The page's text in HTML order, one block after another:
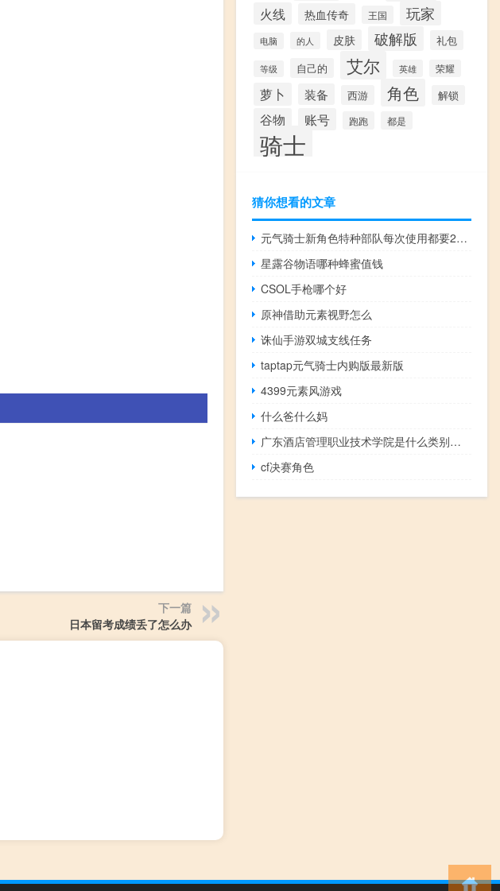
下一篇
日本留考成绩丢了怎么办
火线 热血传奇 王国 玩家
电脑 的人 皮肤 破解版 礼包
等级 自己的 艾尔 英雄 荣耀
萝卜 装备 西游 角色 解锁
谷物 账号 跑跑 都是
骑士
猜你想看的文章
元气骑士新角色特种部队每次使用都要2000宝石换吗
星露谷物语哪种蜂蜜值钱
CSOL手枪哪个好
原神借助元素视野怎么
诛仙手游双城支线任务
taptap元气骑士内购版最新版
4399元素风游戏
什么爸什么妈
广东酒店管理职业技术学院是什么类别的学校
cf决赛角色